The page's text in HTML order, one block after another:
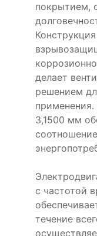
покрытием,
делает
решением
3,1500 мм
с частотой
течение